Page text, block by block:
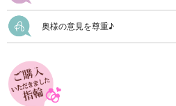
奥様の意見を尊重♪